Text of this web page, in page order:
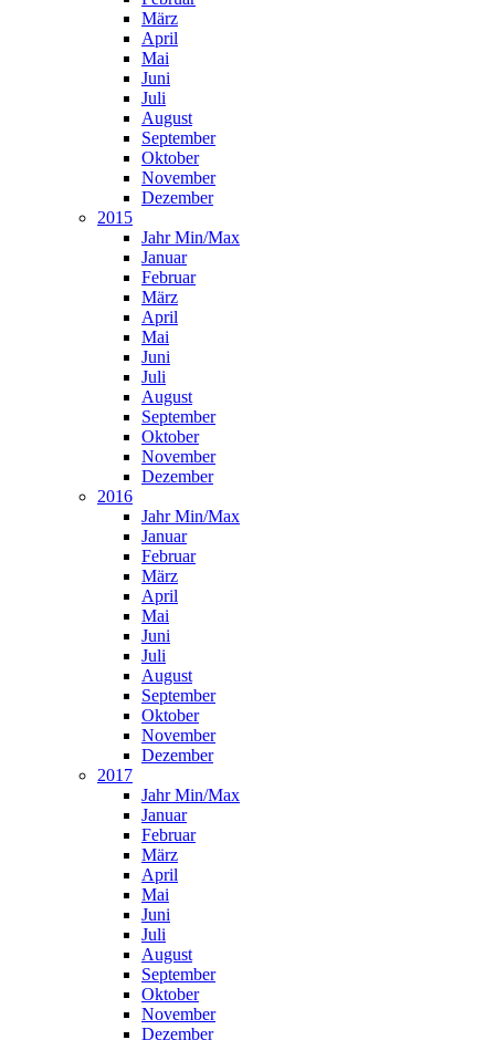
März
April
Mai
Juni
Juli
August
September
Oktober
November
Dezember
2015
Jahr Min/Max
Januar
Februar
März
April
Mai
Juni
Juli
August
September
Oktober
November
Dezember
2016
Jahr Min/Max
Januar
Februar
März
April
Mai
Juni
Juli
August
September
Oktober
November
Dezember
2017
Jahr Min/Max
Januar
Februar
März
April
Mai
Juni
Juli
August
September
Oktober
November
Dezember